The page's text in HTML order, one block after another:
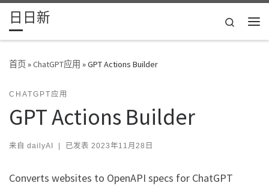
Skip to content
日日新
Search
首页»ChatGPT应用 »GPT Actions Builder
CHATGPT应用
GPT Actions Builder
来自 dailyAI | 已发表 2023年11月28日
Converts websites to OpenAPI specs for ChatGPT